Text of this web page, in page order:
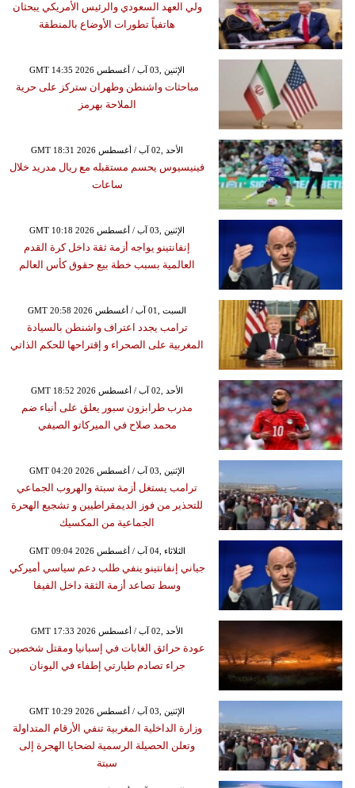
ولي العهد السعودي والرئيس الأمريكي يبحثان
هاتفياً تطورات الأوضاع بالمنطقة
GMT 14:35 2026 الإثنين ,03 آب / أغسطس
مباحثات واشنطن وطهران ستركز على حرية
الملاحة بهرمز
GMT 18:31 2026 الأحد ,02 آب / أغسطس
فينيسيوس يحسم مستقبله مع ريال مدريد خلال
ساعات
GMT 10:18 2026 الإثنين ,03 آب / أغسطس
إنفانتينو يواجه أزمة ثقة داخل كرة القدم
العالمية بسبب خطة بيع حقوق كأس العالم
GMT 20:58 2026 السبت ,01 آب / أغسطس
ترامب يجدد اعتراف واشنطن بالسيادة
المغربية على الصحراء و إقتراحها للحكم الذاتي
GMT 18:52 2026 الأحد ,02 آب / أغسطس
مدرب طرابزون سبور يعلق على أنباء ضم
محمد صلاح في الميركاتو الصيفي
GMT 04:20 2026 الإثنين ,03 آب / أغسطس
ترامب يستغل أزمة سبتة والهروب الجماعي
للتحذير من فوز الديمقراطيين و تشجيع الهحرة
الجماعية من المكسيك
GMT 09:04 2026 الثلاثاء ,04 آب / أغسطس
جياني إنفانتينو ينفي طلب دعم سياسي أميركي
وسط تصاعد أزمة الثقة داخل الفيفا
GMT 17:33 2026 الأحد ,02 آب / أغسطس
عودة حرائق الغابات في إسبانيا ومقتل شخصين
جراء تصادم طيارتي إطفاء في اليونان
GMT 10:29 2026 الإثنين ,03 آب / أغسطس
وزارة الداخلية المغربية تنفي الأرقام المتداولة
وتعلن الحصيلة الرسمية لضحايا الهجرة إلى
سبتة